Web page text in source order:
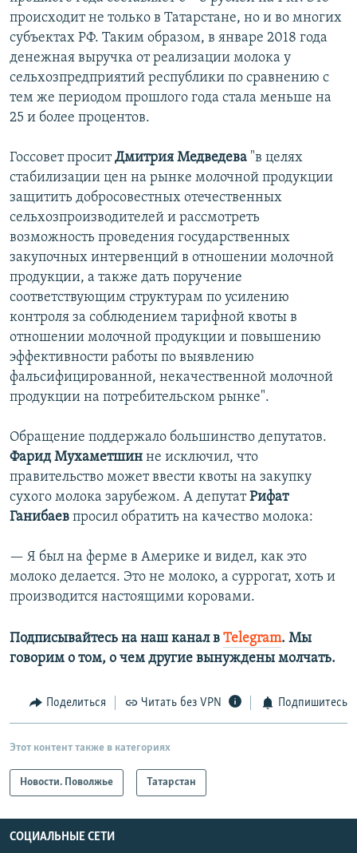
происходит не только в Татарстане, но и во многих
субъектах РФ. Таким образом, в январе 2018 года
денежная выручка от реализации молока у
сельхозпредприятий республики по сравнению с
тем же периодом прошлого года стала меньше на
25 и более процентов.
Госсовет проситДмитрия Медведева "в целях
стабилизации цен на рынке молочной продукции
защитить добросовестных отечественных
сельхозпроизводителей и рассмотреть
возможность проведения государственных
закупочных интервенций в отношении молочной
продукции, а также дать поручение
соответствующим структурам по усилению
контроля за соблюдением тарифной квоты в
отношении молочной продукции и повышению
эффективности работы по выявлению
фальсифицированной, некачественной молочной
продукции на потребительском рынке".
Обращение поддержало большинство депутатов.
Фарид Мухаметшин не исключил, что
правительство может ввести квоты на закупку
сухого молока зарубежом. А депутатРифат
Ганибаев просил обратить на качество молока:
— Я был на ферме в Америке и видел, как это
молоко делается. Это не молоко, а суррогат, хоть и
производится настоящими коровами.
Подписывайтесь на наш канал в Telegram. Мы
говорим о том, о чем другие вынуждены молчать.
Поделиться Читать без VPN Подпишитесь
Этот контент также в категориях
Новости. Поволжье Татарстан
СОЦИАЛЬНЫЕ СЕТИ